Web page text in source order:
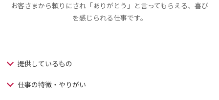
お客さまから頼りにされ「ありがとう」と言ってもらえる、喜び
を感じられる仕事です。
提供しているもの
仕事の特徴・やりがい